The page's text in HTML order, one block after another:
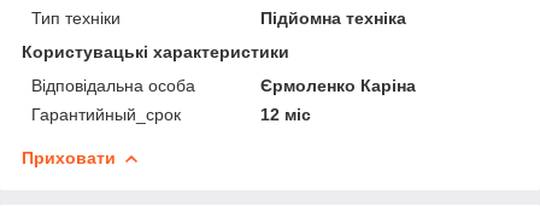
Тип техніки
Підйомна техніка
Користувацькі характеристики
Відповідальна особа
Єрмоленко Каріна
Гарантийный_срок
12 міс
Приховати